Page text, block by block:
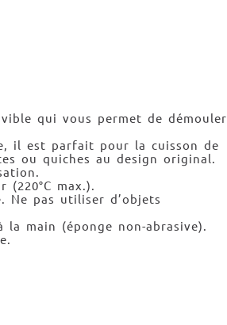
qui vous permet de démouler
il est parfait pour la cuisson de
ou quiches au design original.
max.).
Ne pas utiliser d’objets
la main (éponge non-abrasive).